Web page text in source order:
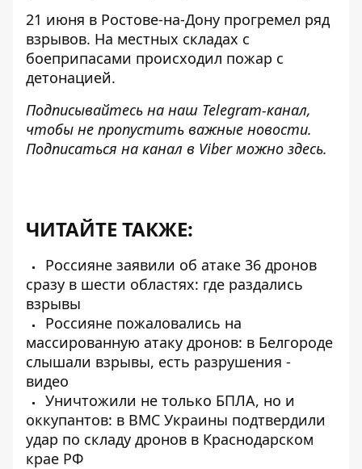
21 июня в Ростове-на-Дону прогремел ряд
взрывов. На местных складах с
боеприпасами происходил пожар с
детонацией.
Подписывайтесь на наш Telegram-канал,
чтобы не пропустить важные новости.
Подписаться на канал в Viber можно здесь.
ЧИТАЙТЕ ТАКЖЕ:
Россияне заявили об атаке 36 дронов
сразу в шести областях: где раздались
взрывы
Россияне пожаловались на
массированную атаку дронов: в Белгороде
слышали взрывы, есть разрушения -
видео
Уничтожили не только БПЛА, но и
оккупантов: в ВМС Украины подтвердили
удар по складу дронов в Краснодарском
крае РФ